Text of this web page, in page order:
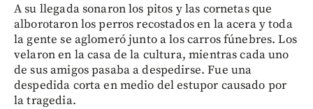
A su llegada sonaron los pitos y las cornetas que
alborotaron los perros recostados en la acera y toda
la gente se aglomeró junto a los carros fúnebres. Los
velaron en la casa de la cultura, mientras cada uno
de sus amigos pasaba a despedirse. Fue una
despedida corta en medio del estupor causado por
la tragedia.